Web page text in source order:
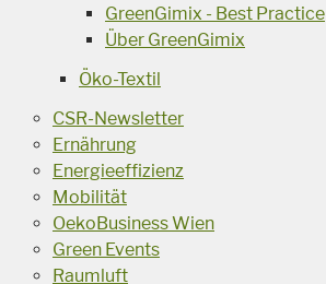
GreenGimix - Best Practice
Über GreenGimix
Öko-Textil
CSR-Newsletter
Ernährung
Energieeffizienz
Mobilität
OekoBusiness Wien
Green Events
Raumluft